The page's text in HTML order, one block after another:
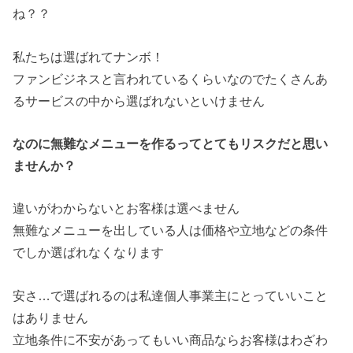
ね？？
私たちは選ばれてナンボ！
ファンビジネスと言われているくらいなのでたくさんあ
るサービスの中から選ばれないといけません
なのに無難なメニューを作るってとてもリスクだと思い
ませんか？
違いがわからないとお客様は選べません
無難なメニューを出している人は価格や立地などの条件
でしか選ばれなくなります
安さ…で選ばれるのは私達個人事業主にとっていいこと
はありません
立地条件に不安があってもいい商品ならお客様はわざわ